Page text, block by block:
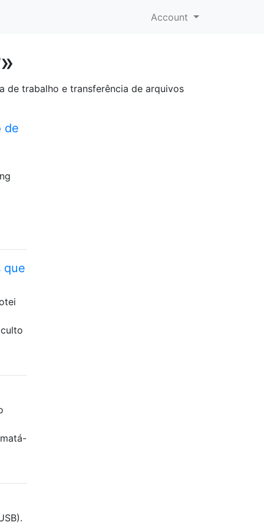
Account
de trabalho e transferência de arquivos
de
que